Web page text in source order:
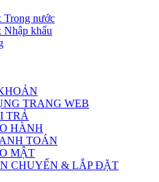
Trong nước
Nhập khẩu
TRANG WEB
TRẢ
HÀNH
TOÁN
MẬT
CHUYỂN & LẮP ĐẶT